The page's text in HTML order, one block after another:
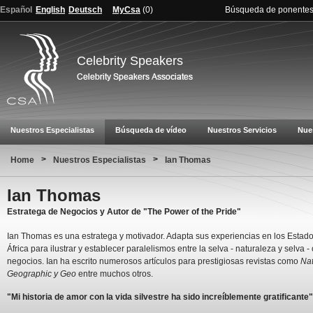
Español English Deutsch MyCsa (0) Búsqueda de ponentes
Celebrity Speakers
Nuestros Especialistas Búsqueda de vídeo Nuestros Servicios
Home > Nuestros Especialistas > Ian Thomas
Ian Thomas
Estratega de Negocios y Autor de "The Power of the Pride"
Ian Thomas es una estratega y motivador. Adapta sus experiencias en los
África para ilustrar y establecer paralelismos entre la selva - naturaleza y selva -
negocios. Ian ha escrito numerosos artículos para prestigiosas revistas como
Geographic y Geo entre muchos otros.
"Mi historia de amor con la vida silvestre ha sido increíblemente gratificante"